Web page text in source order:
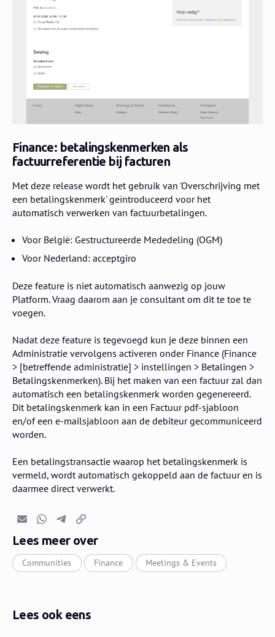
Finance: betalingskenmerken als
factuurreferentie bij facturen
Met deze release wordt het gebruik van 'Overschrijving met
een betalingskenmerk' geïntroduceerd voor het
automatisch verwerken van factuurbetalingen.
Voor België: Gestructureerde Mededeling (OGM)
Voor Nederland: acceptgiro
Deze feature is niet automatisch aanwezig op jouw
Platform. Vraag daarom aan je consultant om dit te toe te
voegen.
Nadat deze feature is tegevoegd kun je deze binnen een
Administratie vervolgens activeren onder Finance (Finance
> [betreffende administratie] > instellingen > Betalingen >
Betalingskenmerken). Bij het maken van een factuur zal dan
automatisch een betalingskenmerk worden gegenereerd.
Dit betalingskenmerk kan in een Factuur pdf-sjabloon
en/of een e-mailsjabloon aan de debiteur gecommuniceerd
worden.
Een betalingstransactie waarop het betalingskenmerk is
vermeld, wordt automatisch gekoppeld aan de factuur en is
daarmee direct verwerkt.
E-mailWhatsapp
TelegramKopieer link
Lees meer over
Communities Finance Meetings & Events
Lees ook eens